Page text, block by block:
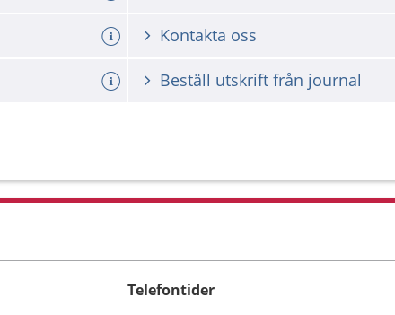
Kontakta oss
Beställ utskrift från journal
Telefontider